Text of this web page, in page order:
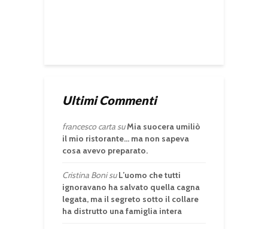
Ultimi Commenti
francesco cartasuMia suocera umiliò
il mio ristorante… ma non sapeva
cosa avevo preparato.
Cristina BonisuL’uomo che tutti
ignoravano ha salvato quella cagna
legata, ma il segreto sotto il collare
ha distrutto una famiglia intera